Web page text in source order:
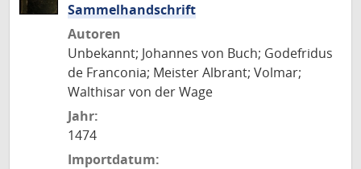
Sammelhandschrift
Autoren
Unbekannt; Johannes von Buch; Godefridus
de Franconia; Meister Albrant; Volmar;
Walthisar von der Wage
Jahr:
1474
Importdatum: